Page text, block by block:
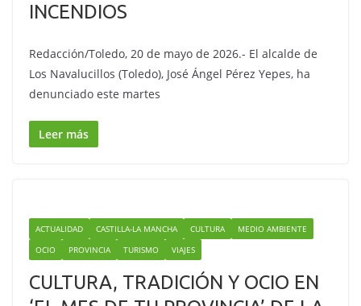
INCENDIOS
Redacción/Toledo, 20 de mayo de 2026.- El alcalde de
Los Navalucillos (Toledo), José Ángel Pérez Yepes, ha
denunciado este martes
Leer más
ACTUALIDAD CASTILLA-LA MANCHA CULTURA
MEDIO AMBIENTE
OCIO
PROVINCIA TURISMO VIAJES
CULTURA, TRADICIÓN Y OCIO EN